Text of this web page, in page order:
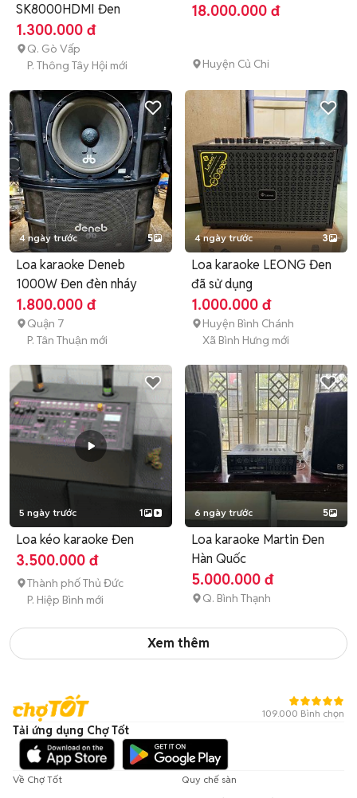
SK8000HDMI Đen
1.300.000 đ
Q. Gò Vấp
P. Thông Tây Hội mới
18.000.000 đ
Huyện Củ Chi
4 ngày trước 5
Loa karaoke Deneb
1000W Đen đèn nháy
1.800.000 đ
Quận 7
P. Tân Thuận mới
4 ngày trước 3
Loa karaoke LEONG Đen
đã sử dụng
1.000.000 đ
Huyện Bình Chánh
Xã Bình Hưng mới
5 ngày trước 1
Loa kéo karaoke Đen
3.500.000 đ
Thành phố Thủ Đức
P. Hiệp Bình mới
6 ngày trước 5
Loa karaoke Martin Đen
Hàn Quốc
5.000.000 đ
Q. Bình Thạnh
Xem thêm
109.000 Bình chọn
Tải ứng dụng Chợ Tốt
Về Chợ Tốt
Quy chế sàn